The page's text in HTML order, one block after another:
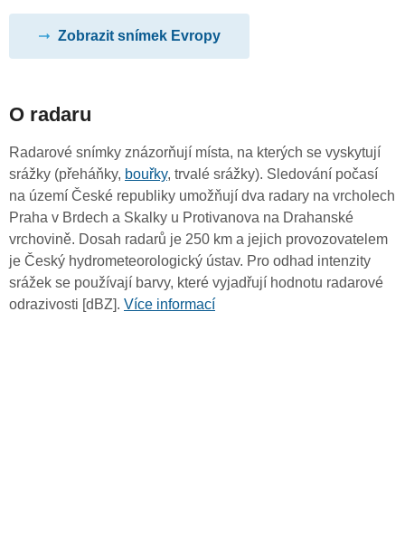
Zobrazit snímek Evropy
O radaru
Radarové snímky znázorňují místa, na kterých se vyskytují
srážky (přeháňky, bouřky, trvalé srážky). Sledování počasí
na území České republiky umožňují dva radary na vrcholech
Praha v Brdech a Skalky u Protivanova na Drahanské
vrchovině. Dosah radarů je 250 km a jejich provozovatelem
je Český hydrometeorologický ústav. Pro odhad intenzity
srážek se používají barvy, které vyjadřují hodnotu radarové
odrazivosti [dBZ]. Více informací